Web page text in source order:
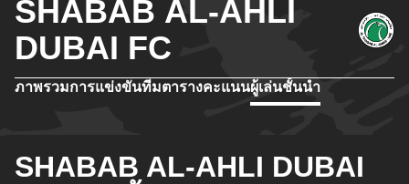
SHABAB AL-AHLI
DUBAI FC
ภาพรวมการแข่งขันทีมตารางคะแนนผู้เล่นชั้นนำ
SHABAB AL-AHLI DUBAI